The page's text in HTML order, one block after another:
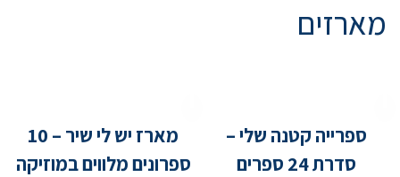
מארזים
ספרייה קטנה שלי –
סדרת 24 ספרים
מארז יש לי שיר – 10
ספרונים מלווים במוזיקה